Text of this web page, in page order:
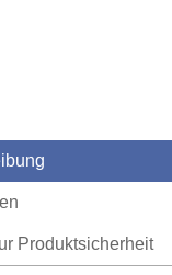
Produktsicherheit